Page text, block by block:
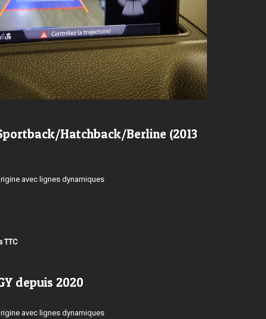
Hatchback/Berline (2013
avec lignes dynamiques
TTC
depuis 2020
avec lignes dynamiques